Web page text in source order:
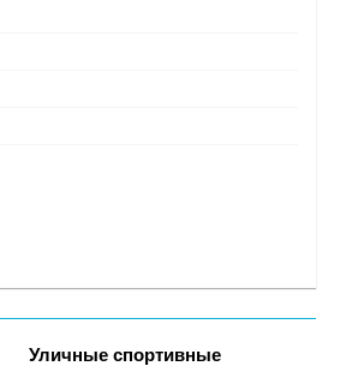
Уличные спортивные